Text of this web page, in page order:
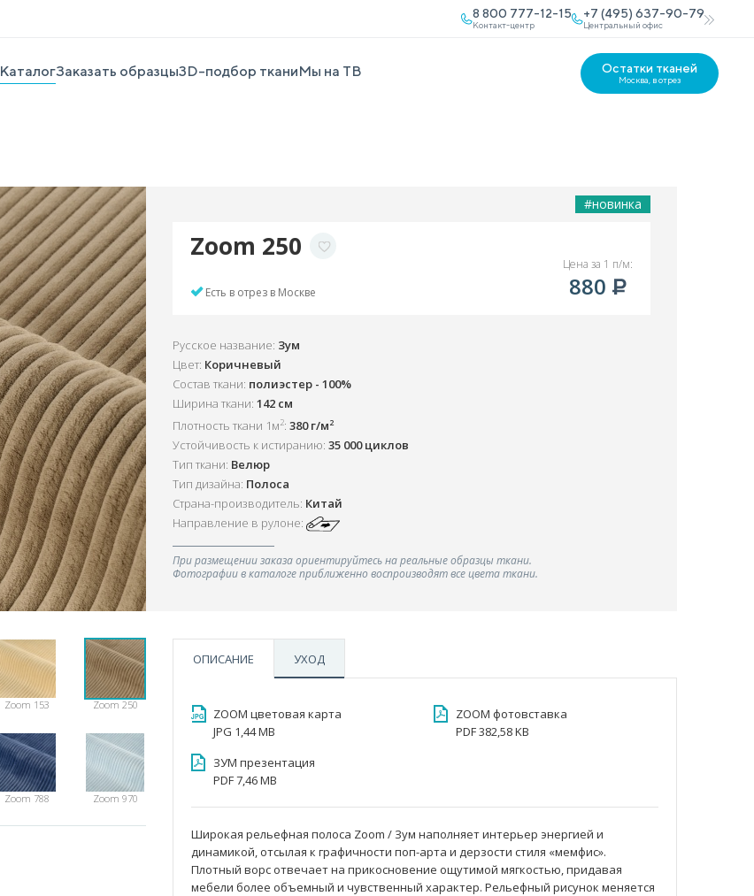
8 800 777-12-15
Контакт-центр
+7 (495) 637-90-79
Центральный офис
КаталогЗаказать образцы3D-подбор тканиМы на ТВ Остатки тканей
Москва, в отрез
Zoom 153 Zoom 250
Zoom 788 Zoom 970
#новинка
Zoom 250
Есть в отрез в Москве
Цена за 1 п/м:
880
Русское название: Зум
Цвет: Коричневый
Состав ткани: полиэстер - 100%
Ширина ткани: 142 см
Плотность ткани 1м2: 380 г/м2
Устойчивость к истиранию: 35 000 циклов
Тип ткани: Велюр
Тип дизайна: Полоса
Страна-производитель: Китай
Направление в рулоне:
При размещении заказа ориентируйтесь на реальные образцы ткани.
Фотографии в каталоге приближенно воспроизводят все цвета ткани.
ОПИСАНИЕ УХОД
ZOOM цветовая карта
JPG 1,44 MB
ZOOM фотовставка
PDF 382,58 KB
ЗУМ презентация
PDF 7,46 MB
Широкая рельефная полоса Zoom / Зум наполняет интерьер энергией и
динамикой, отсылая к графичности поп-арта и дерзости стиля «мемфис».
Плотный ворс отвечает на прикосновение ощутимой мягкостью, придавая
мебели более объемный и чувственный характер. Рельефный рисунок меняется